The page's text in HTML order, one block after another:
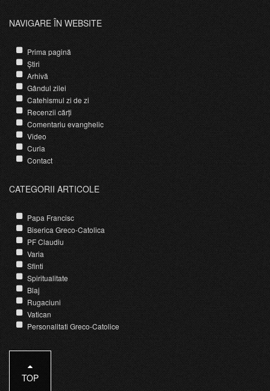
NAVIGARE ÎN WEBSITE
Prima pagină
Știri
Arhivă
Gândul zilei
Catehismul zi de zi
Recenzii cărți
Comentariu evanghelic
Video
Curia
Contact
CATEGORII ARTICOLE
Papa Francisc
Biserica Greco-Catolica
PF Claudiu
Varia
Sfinti
Spiritualitate
Blaj
Rugaciuni
Vatican
Personalitati Greco-Catolice
TOP